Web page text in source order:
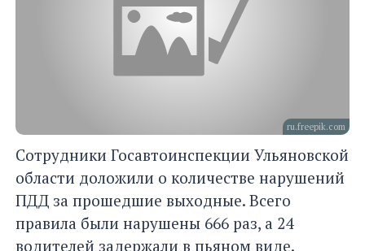
ru.freepik.com
Сотрудники Госавтоинспекции Ульяновской
области доложили о количестве нарушений
ПДД за прошедшие выходные. Всего
правила были нарушены 666 раз, а 24
водителей задержали в пьяном виде.